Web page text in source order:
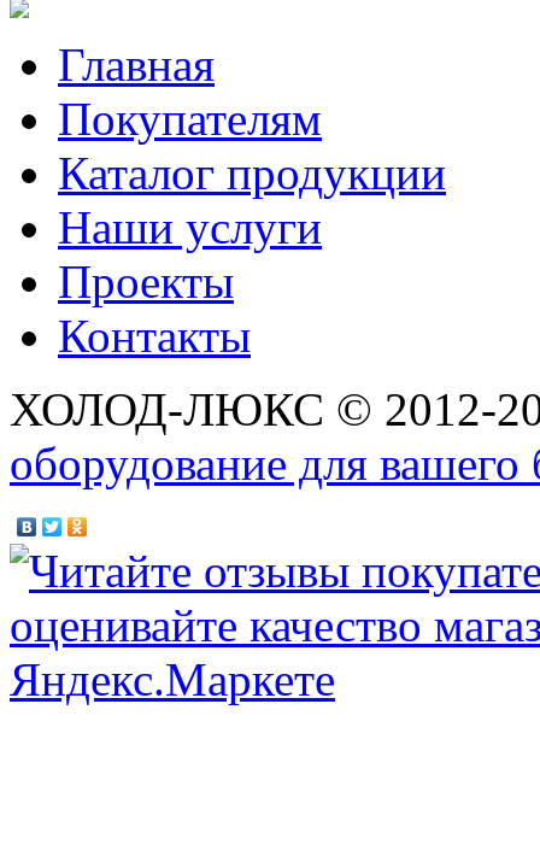
Главная
Покупателям
Каталог продукции
Наши услуги
Проекты
Контакты
ХОЛОД-ЛЮКС © 2012-
оборудование для вашего